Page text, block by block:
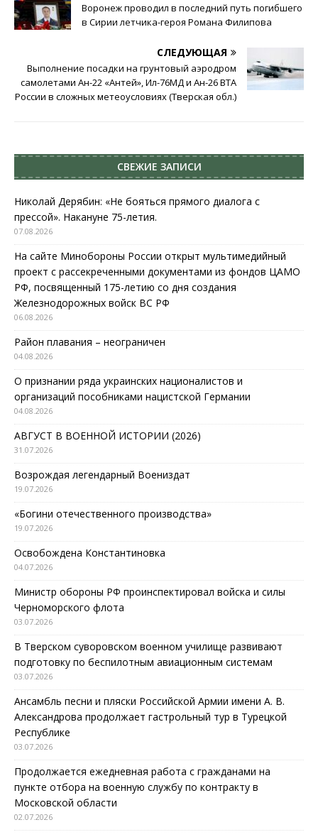
Воронеж проводил в последний путь погибшего
в Сирии летчика-героя Романа Филипова
СЛЕДУЮЩАЯ
Выполнение посадки на грунтовый аэродром
самолетами Ан-22 «Антей», Ил-76МД и Ан-26 ВТА
России в сложных метеоусловиях (Тверская обл.)
СВЕЖИЕ ЗАПИСИ
Николай Дерябин: «Не бояться прямого диалога с
прессой». Накануне 75-летия.
07.08.2026
На сайте Минобороны России открыт мультимедийный
проект с рассекреченными документами из фондов ЦАМО
РФ, посвященный 175-летию со дня создания
Железнодорожных войск ВС РФ
06.08.2026
Район плавания – неограничен
04.08.2026
О признании ряда украинских националистов и
организаций пособниками нацистской Германии
04.08.2026
АВГУСТ В ВОЕННОЙ ИСТОРИИ (2026)
31.07.2026
Возрождая легендарный Воениздат
19.07.2026
«Богини отечественного производства»
19.07.2026
Освобождена Константиновка
04.07.2026
Министр обороны РФ проинспектировал войска и силы
Черноморского флота
03.07.2026
В Тверском суворовском военном училище развивают
подготовку по беспилотным авиационным системам
03.07.2026
Ансамбль песни и пляски Российской Армии имени А. В.
Александрова продолжает гастрольный тур в Турецкой
Республике
03.07.2026
Продолжается ежедневная работа с гражданами на
пункте отбора на военную службу по контракту в
Московской области
02.07.2026